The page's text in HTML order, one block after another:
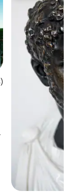
promedio: 4.99 de